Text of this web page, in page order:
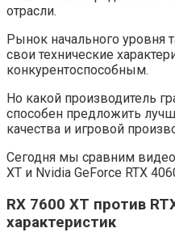
отрасли.
Рынок начального уровня
свои технические
конкурентоспособным.
Но какой производитель
способен предложить
качества и игровой
Сегодня мы сравним
XT и Nvidia GeForce RTX
RX 7600 XT против
характеристик